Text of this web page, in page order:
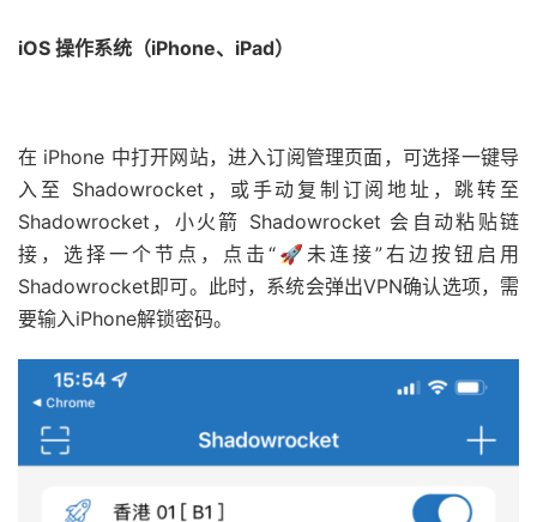
iOS 操作系统（iPhone、iPad）
在 iPhone 中打开网站，进入订阅管理页面，可选择一键导
入至 Shadowrocket，或手动复制订阅地址，跳转至
Shadowrocket，小火箭 Shadowrocket 会自动粘贴链
接，选择一个节点，点击“🚀未连接”右边按钮启用
Shadowrocket即可。此时，系统会弹出VPN确认选项，需
要输入iPhone解锁密码。